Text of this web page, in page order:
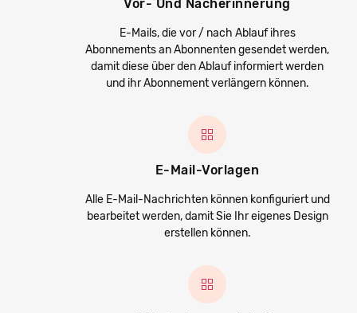
Vor- Und Nacherinnerung
E-Mails, die vor / nach Ablauf ihres
Abonnements an Abonnenten gesendet werden,
damit diese über den Ablauf informiert werden
und ihr Abonnement verlängern können.
E-Mail-Vorlagen
Alle E-Mail-Nachrichten können konfiguriert und
bearbeitet werden, damit Sie Ihr eigenes Design
erstellen können.